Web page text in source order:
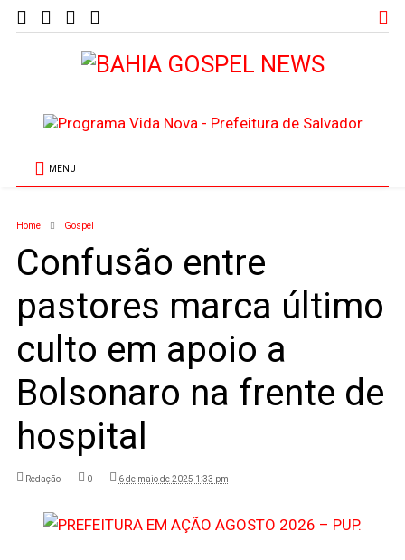
MENU
Home Gospel
Confusão entre
pastores marca último
culto em apoio a
Bolsonaro na frente de
hospital
Redação 0 6 de maio de 2025 1:33 pm